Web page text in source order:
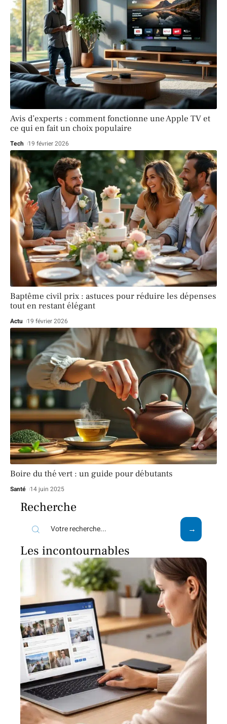
Avis d’experts : comment fonctionne une Apple TV et
ce qui en fait un choix populaire
Tech 19 février 2026
Baptême civil prix : astuces pour réduire les dépenses
tout en restant élégant
Actu 19 février 2026
Boire du thé vert : un guide pour débutants
Santé 14 juin 2025
Recherche
Les incontournables